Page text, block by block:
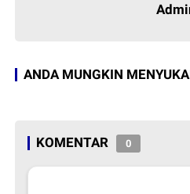
ANDA MUNGKIN
KOMENTAR 0